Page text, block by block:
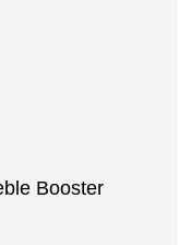
Booster